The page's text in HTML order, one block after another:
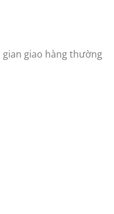
giao hàng thường